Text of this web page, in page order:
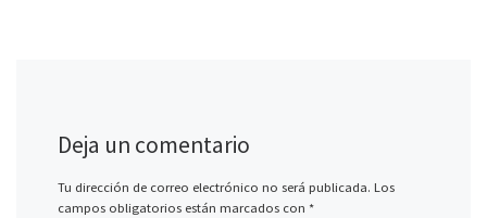
Deja un comentario
Tu dirección de correo electrónico no será publicada. Los
campos obligatorios están marcados con *